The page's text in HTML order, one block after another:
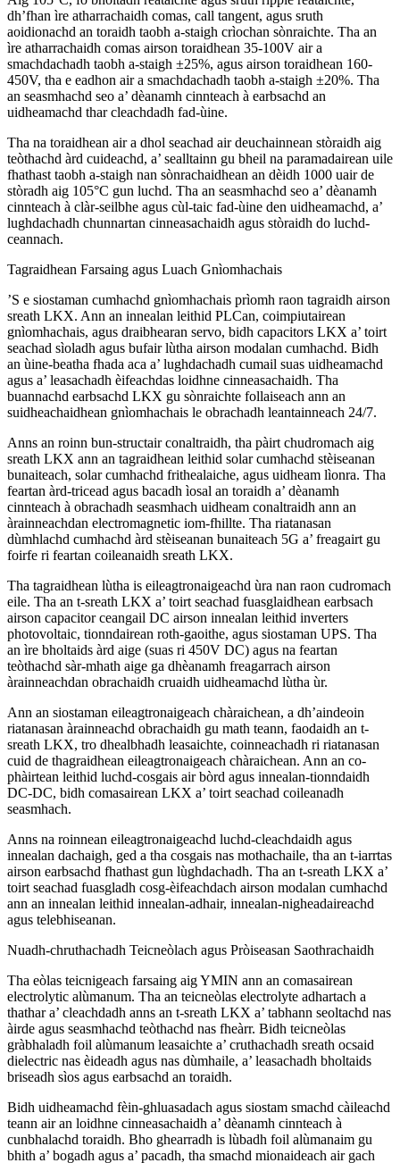
dh’fhan ìre atharrachaidh comas, call tangent, agus sruth
aoidionachd an toraidh taobh a-staigh crìochan sònraichte. Tha an
ìre atharrachaidh comas airson toraidhean 35-100V air a
smachdachadh taobh a-staigh ±25%, agus airson toraidhean 160-
450V, tha e eadhon air a smachdachadh taobh a-staigh ±20%. Tha
an seasmhachd seo a’ dèanamh cinnteach à earbsachd an
uidheamachd thar cleachdadh fad-ùine.
Tha na toraidhean air a dhol seachad air deuchainnean stòraidh aig
teòthachd àrd cuideachd, a’ sealltainn gu bheil na paramadairean uile
fhathast taobh a-staigh nan sònrachaidhean an dèidh 1000 uair de
stòradh aig 105°C gun luchd. Tha an seasmhachd seo a’ dèanamh
cinnteach à clàr-seilbhe agus cùl-taic fad-ùine den uidheamachd, a’
lughdachadh chunnartan cinneasachaidh agus stòraidh do luchd-
ceannach.
Tagraidhean Farsaing agus Luach Gnìomhachais
’S e siostaman cumhachd gnìomhachais prìomh raon tagraidh airson
sreath LKX. Ann an innealan leithid PLCan, coimpiutairean
gnìomhachais, agus draibhearan servo, bidh capacitors LKX a’ toirt
seachad sìoladh agus bufair lùtha airson modalan cumhachd. Bidh
an ùine-beatha fhada aca a’ lughdachadh cumail suas uidheamachd
agus a’ leasachadh èifeachdas loidhne cinneasachaidh. Tha
buannachd earbsachd LKX gu sònraichte follaiseach ann an
suidheachaidhean gnìomhachais le obrachadh leantainneach 24/7.
Anns an roinn bun-structair conaltraidh, tha pàirt chudromach aig
sreath LKX ann an tagraidhean leithid solar cumhachd stèiseanan
bunaiteach, solar cumhachd frithealaiche, agus uidheam lìonra. Tha
feartan àrd-tricead agus bacadh ìosal an toraidh a’ dèanamh
cinnteach à obrachadh seasmhach uidheam conaltraidh ann an
àrainneachdan electromagnetic iom-fhillte. Tha riatanasan
dùmhlachd cumhachd àrd stèiseanan bunaiteach 5G a’ freagairt gu
foirfe ri feartan coileanaidh sreath LKX.
Tha tagraidhean lùtha is eileagtronaigeachd ùra nan raon cudromach
eile. Tha an t-sreath LKX a’ toirt seachad fuasglaidhean earbsach
airson capacitor ceangail DC airson innealan leithid inverters
photovoltaic, tionndairean roth-gaoithe, agus siostaman UPS. Tha
an ìre bholtaids àrd aige (suas ri 450V DC) agus na feartan
teòthachd sàr-mhath aige ga dhèanamh freagarrach airson
àrainneachdan obrachaidh cruaidh uidheamachd lùtha ùr.
Ann an siostaman eileagtronaigeach chàraichean, a dh’aindeoin
riatanasan àrainneachd obrachaidh gu math teann, faodaidh an t-
sreath LKX, tro dhealbhadh leasaichte, coinneachadh ri riatanasan
cuid de thagraidhean eileagtronaigeach chàraichean. Ann an co-
phàirtean leithid luchd-cosgais air bòrd agus innealan-tionndaidh
DC-DC, bidh comasairean LKX a’ toirt seachad coileanadh
seasmhach.
Anns na roinnean eileagtronaigeachd luchd-cleachdaidh agus
innealan dachaigh, ged a tha cosgais nas mothachaile, tha an t-iarrtas
airson earbsachd fhathast gun lùghdachadh. Tha an t-sreath LKX a’
toirt seachad fuasgladh cosg-èifeachdach airson modalan cumhachd
ann an innealan leithid innealan-adhair, innealan-nigheadaireachd
agus telebhiseanan.
Nuadh-chruthachadh Teicneòlach agus Pròiseasan Saothrachaidh
Tha eòlas teicnigeach farsaing aig YMIN ann an comasairean
electrolytic alùmanum. Tha an teicneòlas electrolyte adhartach a
thathar a’ cleachdadh anns an t-sreath LKX a’ tabhann seoltachd nas
àirde agus seasmhachd teòthachd nas fheàrr. Bidh teicneòlas
gràbhaladh foil alùmanum leasaichte a’ cruthachadh sreath ocsaid
dielectric nas èideadh agus nas dùmhaile, a’ leasachadh bholtaids
briseadh sìos agus earbsachd an toraidh.
Bidh uidheamachd fèin-ghluasadach agus siostam smachd càileachd
teann air an loidhne cinneasachaidh a’ dèanamh cinnteach à
cunbhalachd toraidh. Bho ghearradh is lùbadh foil alùmanaim gu
bhith a’ bogadh agus a’ pacadh, tha smachd mionaideach air gach